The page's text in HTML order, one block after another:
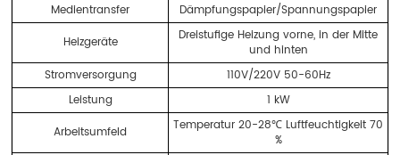
Medientransfer
Dämpfungspapier/Spannungspapier
Heizgeräte
Dreistufige Heizung vorne, in der Mitte
und hinten
Stromversorgung
110V/220V 50-60Hz
Leistung
1 kW
Arbeitsumfeld
Temperatur 20-28℃ Luftfeuchtigkeit 70
%